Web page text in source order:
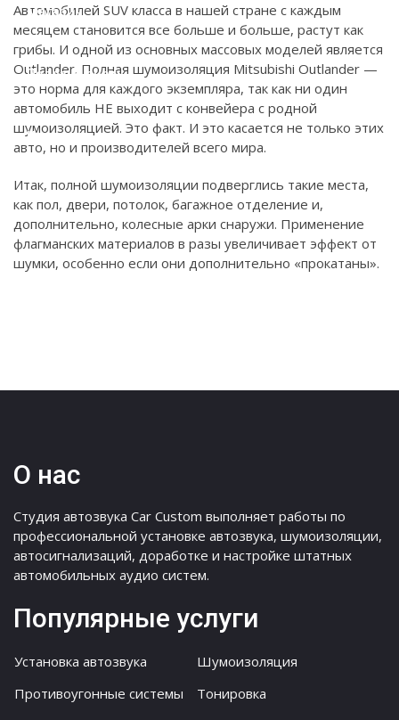
Магазин
Полезно знать
Контакты
Автомобилей SUV класса в нашей стране с каждым
месяцем становится все больше и больше, растут как
грибы. И одной из основных массовых моделей является
Outlander. Полная шумоизоляция Mitsubishi Outlander —
это норма для каждого экземпляра, так как ни один
автомобиль НЕ выходит с конвейера с родной
шумоизоляцией. Это факт. И это касается не только этих
авто, но и производителей всего мира.
Итак, полной шумоизоляции подверглись такие места,
как пол, двери, потолок, багажное отделение и,
дополнительно, колесные арки снаружи. Применение
флагманских материалов в разы увеличивает эффект от
шумки, особенно если они дополнительно «прокатаны».
О нас
Студия автозвука Car Custom выполняет работы по
профессиональной установке автозвука, шумоизоляции,
автосигнализаций, доработке и настройке штатных
автомобильных аудио систем.
Популярные услуги
Установка автозвука
Шумоизоляция
Противоугонные системы
Тонировка